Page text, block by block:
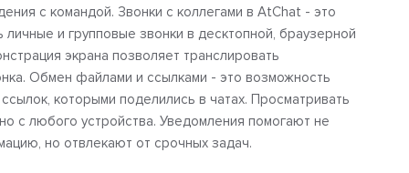
с командой. Звонки с коллегами в AtChat - это
и групповые звонки в десктопной, браузерной
экрана позволяет транслировать
Обмен файлами и ссылками - это возможность
которыми поделились в чатах. Просматривать
с любого устройства. Уведомления помогают не
но отвлекают от срочных задач.